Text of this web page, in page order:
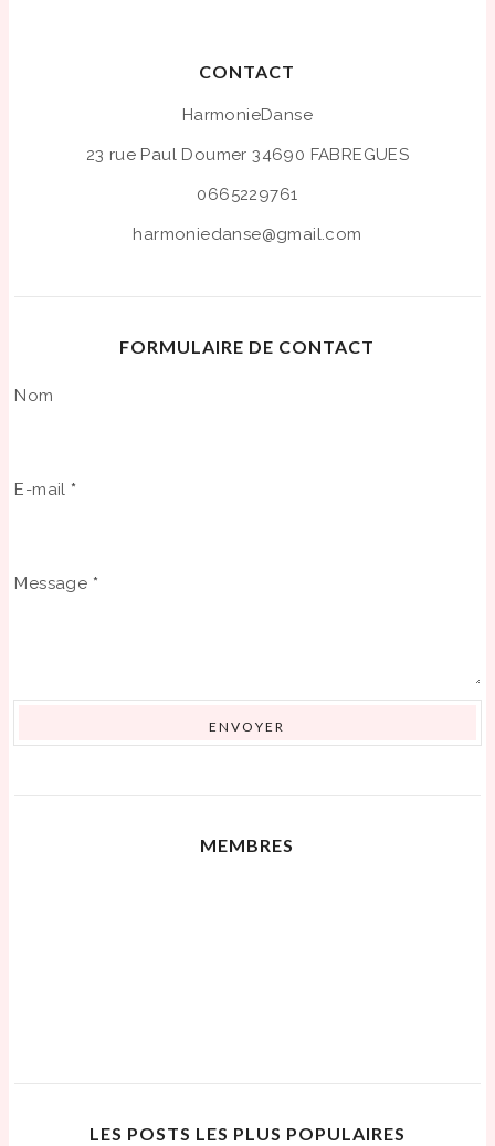
CONTACT
HarmonieDanse
23 rue Paul Doumer34690 FABREGUES
0665229761
harmoniedanse@gmail.com
FORMULAIRE DE CONTACT
Nom
E-mail*
Message *
MEMBRES
LES POSTS LES PLUS POPULAIRES